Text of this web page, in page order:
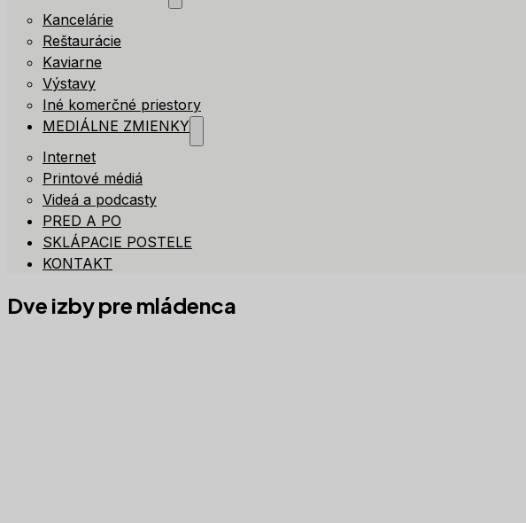
Kancelárie
Reštaurácie
Kaviarne
Výstavy
Iné komerčné priestory
MEDIÁLNE ZMIENKY
Internet
Printové médiá
Videá a podcasty
PRED A PO
SKLÁPACIE POSTELE
KONTAKT
Dve izby pre mládenca